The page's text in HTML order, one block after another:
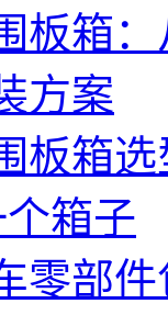
板箱
方案
板箱
箱子
零部